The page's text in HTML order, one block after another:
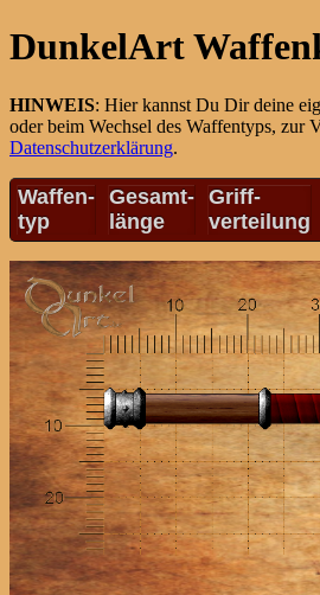
DunkelArt
HINWEIS: Hier kannst Du Dir deine
oder beim Wechsel des Waffentyps, zur
Datenschutzerklärung.
Waffen-
typ
Gesamt-
länge
Griff-
verteilung